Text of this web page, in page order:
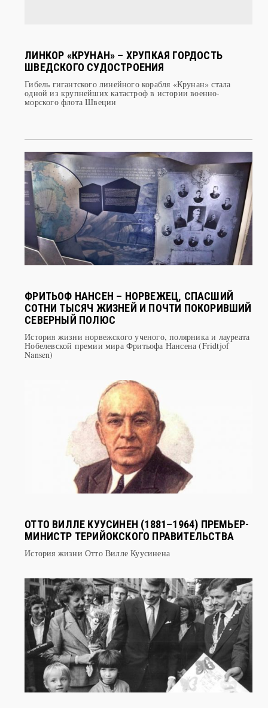
ШВЕДСКОГО СУДОСТРОЕНИЯ
Гибель гигантского линейного корабля «Крунан» стала
одной из крупнейших катастроф в истории военно-
морского флота Швеции
СОТНИ ТЫСЯЧ ЖИЗНЕЙ И ПОЧТИ ПОКОРИВШИЙ
СЕВЕРНЫЙ ПОЛЮС
История жизни норвежского ученого, полярника и лауреата
Nansen)
МИНИСТР ТЕРИЙОКСКОГО ПРАВИТЕЛЬСТВА
История жизни Отто Вилле Куусинена